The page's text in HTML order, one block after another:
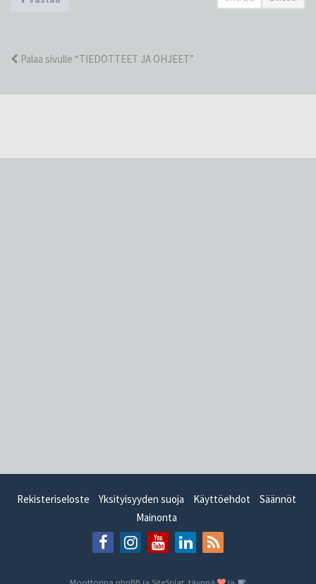
Palaa sivulle “TIEDOTTEET JA OHJEET”
Rekisteriseloste Yksityisyyden suoja Käyttöehdot
Säännöt
Mainonta